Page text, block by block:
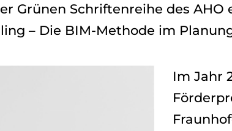
Grünen Schriftenreihe des
– Die BIM-Methode im
Im Jahr